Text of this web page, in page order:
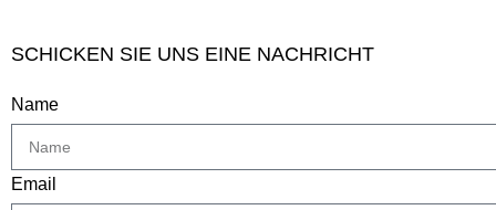
SCHICKEN SIE UNS EINE NACHRICHT
Name
Email